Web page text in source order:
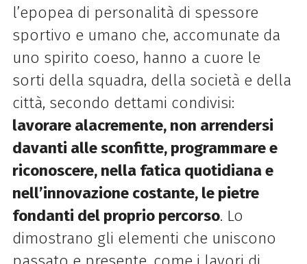
l’epopea di personalità di spessore
sportivo e umano che, accomunate da
uno spirito coeso, hanno a cuore le
sorti della squadra, della società e della
città, secondo dettami condivisi:
lavorare alacremente, non arrendersi
davanti alle sconfitte, programmare e
riconoscere, nella fatica quotidiana e
nell’innovazione costante, le pietre
fondanti del proprio percorso. Lo
dimostrano gli elementi che uniscono